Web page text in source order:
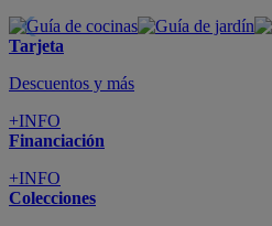
Tarjeta
Descuentos y más
+INFO
Financiación
+INFO
Colecciones